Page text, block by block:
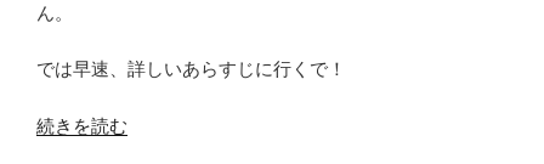
ん。
では早速、詳しいあらすじに行くで！
“【ウ
続きを読む